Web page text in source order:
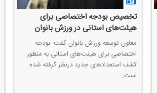
تخصیص بودجه اختصاصی برای
هیئت‌های استانی در ورزش بانوان
معاون توسعه ورزش بانوان گفت: بودجه
اختصاصی برای هیئت‌های استانی به منظور
كشف استعدادهای جدید درنظر گرفته شده
است.